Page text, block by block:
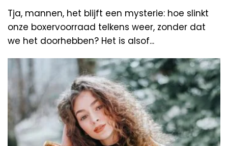
Tja, mannen, het blijft een mysterie: hoe slinkt
onze boxervoorraad telkens weer, zonder dat
we het doorhebben? Het is alsof...